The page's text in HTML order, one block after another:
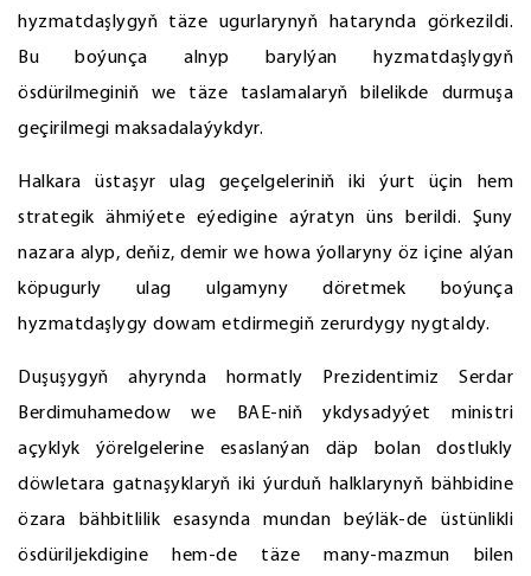
hyzmatdaşlygyň täze ugurlarynyň hatarynda görkezildi.
Bu boýunça alnyp barylýan hyzmatdaşlygyň
ösdürilmeginiň we täze taslamalaryň bilelikde durmuşa
geçirilmegi maksadalaýykdyr.
Halkara üstaşyr ulag geçelgeleriniň iki ýurt üçin hem
strategik ähmiýete eýedigine aýratyn üns berildi. Şuny
nazara alyp, deňiz, demir we howa ýollaryny öz içine alýan
köpugurly ulag ulgamyny döretmek boýunça
hyzmatdaşlygy dowam etdirmegiň zerurdygy nygtaldy.
Duşuşygyň ahyrynda hormatly Prezidentimiz Serdar
Berdimuhamedow we BAE-niň ykdysadyýet ministri
açyklyk ýörelgelerine esaslanýan däp bolan dostlukly
döwletara gatnaşyklaryň iki ýurduň halklarynyň bähbidine
özara bähbitlilik esasynda mundan beýläk-de üstünlikli
ösdüriljekdigine hem-de täze many-mazmun bilen